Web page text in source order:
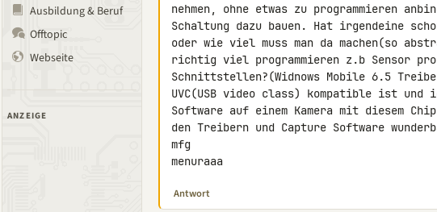
Ausbildung & Beruf
Offtopic
Webseite
ANZEIGE
nehmen, ohne etwas zu programmieren
Schaltung dazu bauen. Hat irgendeine
oder wie viel muss man da machen(so
richtig viel programmieren z.b Sensor
Schnittstellen?(Widnows Mobile 6.5
UVC(USB video class) kompatible ist und
Software auf einem Kamera mit diesem
den Treibern und Capture Software
mfg
menuraaa
Antwort